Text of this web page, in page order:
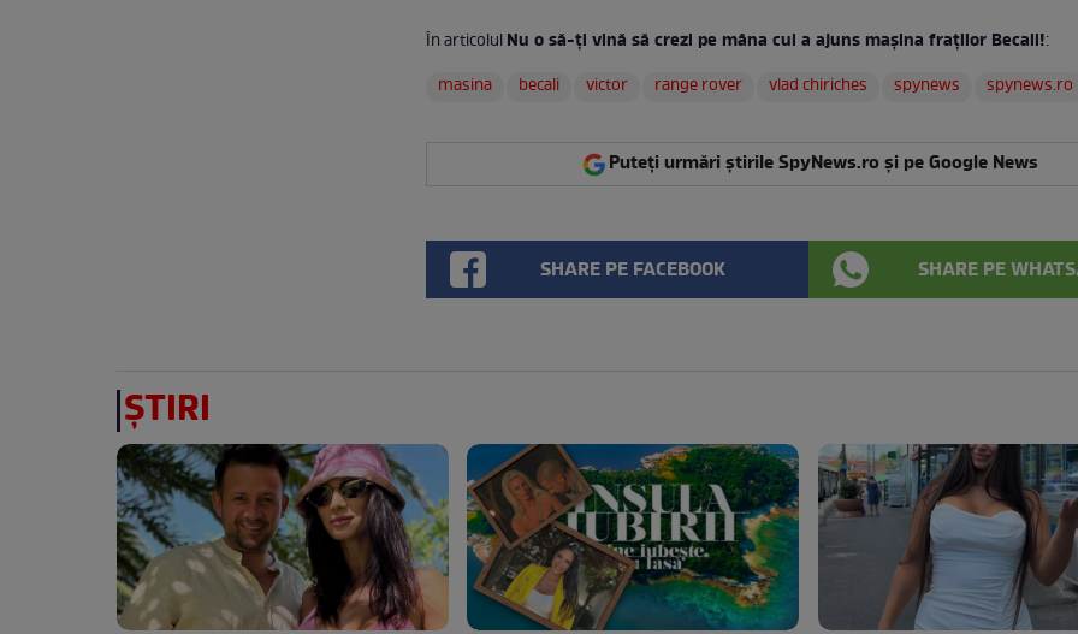
În articolulNu o să-ţi vină să crezi pe mâna cui a ajuns maşina fraţilor Becali!:
masina
becali victor range rover vlad chiriches spynews spynews.ro
Puteți urmări știrile SpyNews.ro și pe Google News
SHARE PE FACEBOOK SHARE PE
ȘTIRI